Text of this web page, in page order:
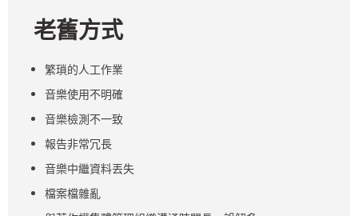
老舊方式
繁瑣的人工作業
音樂使用不明確
音樂檢測不一致
報告非常冗長
音樂中繼資料丟失
檔案檔雜亂